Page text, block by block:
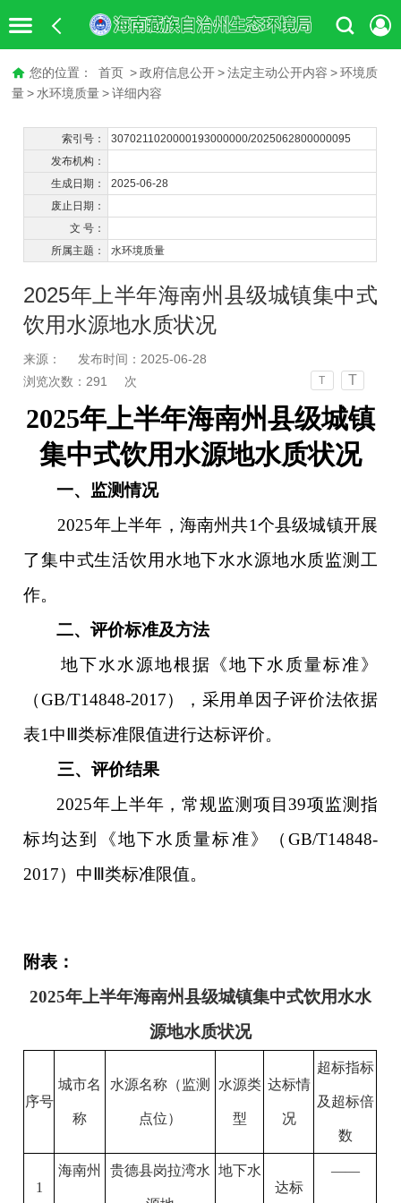
您的位置： 首页 > 政府信息公开 > 法定主动公开内容 > 环境质
量 > 水环境质量 > 详细内容
索引号：
3070211020000193000000/2025062800000095
发布机构：
生成日期：
2025-06-28
废止日期：
文 号：
所属主题：
水环境质量
2025年上半年海南州县级城镇集中式
饮用水源地水质状况
来源：
发布时间：2025-06-28
浏览次数： 291 次 T T
2025年上半年海南州县级城镇
集中式饮用水源地水质状况
一、监测情况
2025年上半年，海南州共1个县级城镇开展
了集中式生活饮用水地下水水源地水质监测工
作。
二、评价标准及方法
地下水水源地根据《地下水质量标准》
（GB/T14848-2017），采用单因子评价法依据
表1中Ⅲ类标准限值进行达标评价。
三、评价结果
2025年 上半年，常规监测项目39项监测指
标均达到《地下水质量标准》（GB/T14848-
2017）中Ⅲ类标准限值。
附表：
2025年上半年海南州县级城镇集中式饮用水水
源地水质状况
序号
城市名
称
水源名称（监测
点位）
水源类
型
达标情
况
超标指标
及超标倍
数
1
海南州 贵德县岗拉湾水 地下水
达标
——